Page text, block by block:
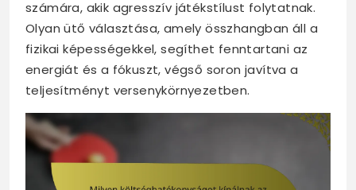
számára, akik agresszív játékstílust folytatnak.
Olyan ütő választása, amely összhangban áll a
fizikai képességekkel, segíthet fenntartani az
energiát és a fókuszt, végső soron javítva a
teljesítményt versenykörnyezetben.